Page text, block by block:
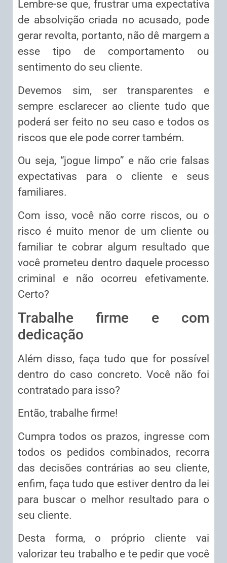
Lembre-se que, frustrar uma expectativa
de absolvição criada no acusado, pode
gerar revolta, portanto, não dê margem a
esse tipo de comportamento ou
sentimento do seu cliente.
Devemos sim, ser transparentes e
sempre esclarecer ao cliente tudo que
poderá ser feito no seu caso e todos os
riscos que ele pode correr também.
Ou seja, “jogue limpo” e não crie falsas
expectativas para o cliente e seus
familiares.
Com isso, você não corre riscos, ou o
risco é muito menor de um cliente ou
familiar te cobrar algum resultado que
você prometeu dentro daquele processo
criminal e não ocorreu efetivamente.
Certo?
Trabalhe firme e com
dedicação
Além disso, faça tudo que for possível
dentro do caso concreto. Você não foi
contratado para isso?
Então, trabalhe firme!
Cumpra todos os prazos, ingresse com
todos os pedidos combinados, recorra
das decisões contrárias ao seu cliente,
enfim, faça tudo que estiver dentro da lei
para buscar o melhor resultado para o
seu cliente.
Desta forma, o próprio cliente vai
valorizar teu trabalho e te pedir que você